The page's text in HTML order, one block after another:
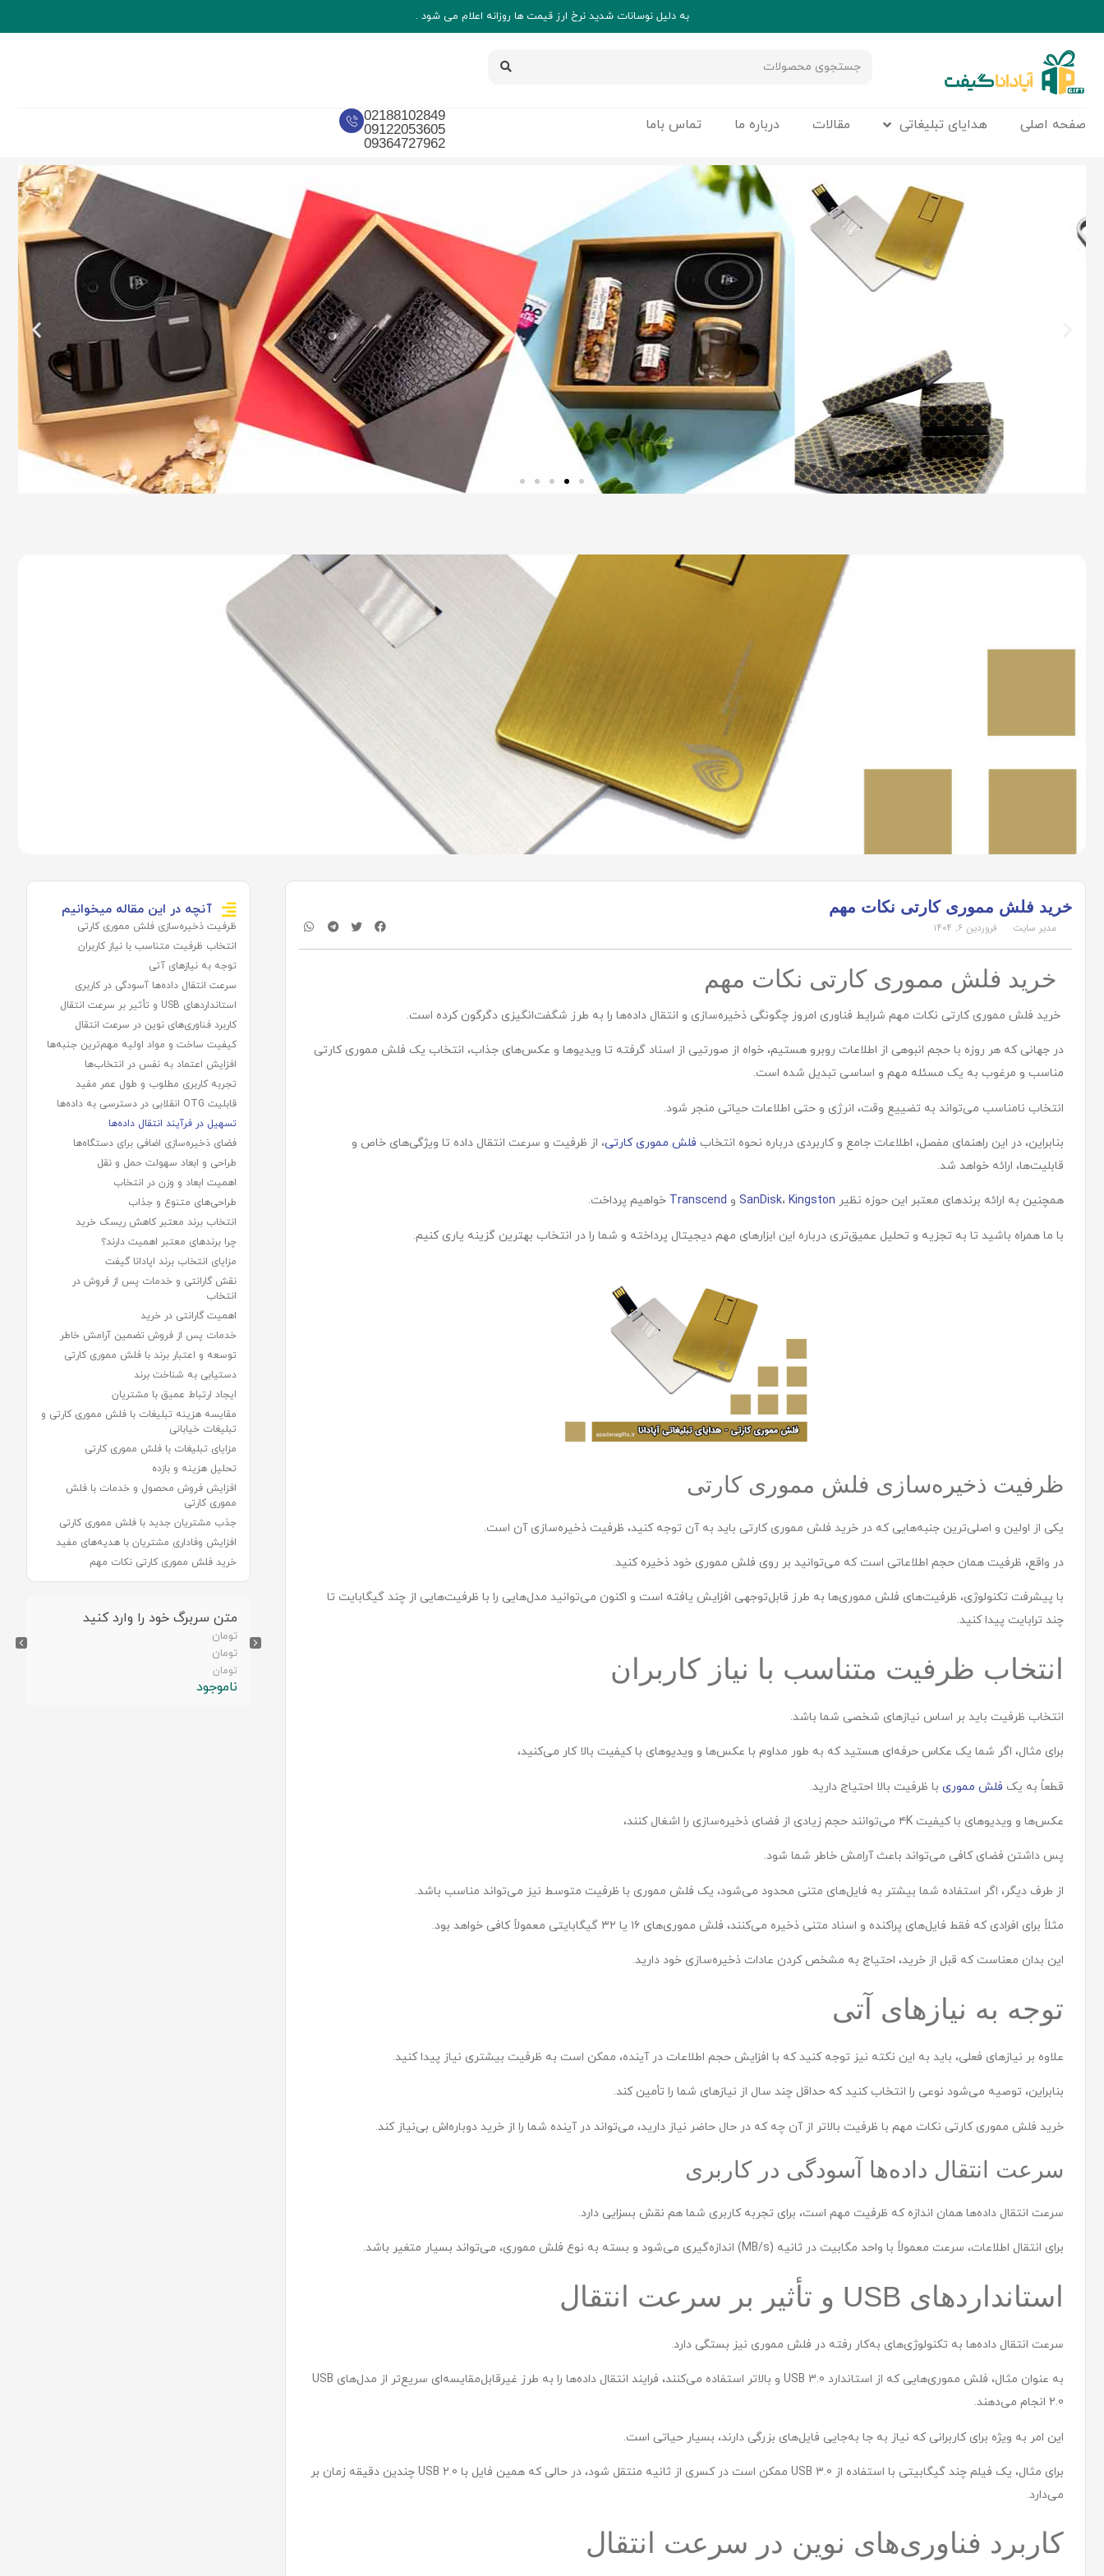
به دلیل نوسانات شدید نرخ ارز قیمت ها روزانه اعلام می شود .
صفحه اصلی هدایای تبلیغاتی مقالات درباره ما تماس باما
02188102849
09122053605
09364727962
خرید فلش مموری کارتی نکات مهم
مدیر سایت فروردین ۶, ۱۴۰۴
خرید فلش مموری کارتی نکات مهم
خرید فلش مموری کارتی نکات مهم شرایط فناوری امروز چگونگی ذخیره‌سازی و انتقال داده‌ها را به طرز شگفت‌انگیزی دگرگون کرده است.
در جهانی که هر روزه با حجم انبوهی از اطلاعات روبرو هستیم، خواه از صورتیی از اسناد گرفته تا ویدیوها و عکس‌های جذاب، انتخاب یک فلش مموری کارتی
مناسب و مرغوب به یک مسئله مهم و اساسی تبدیل شده است.
انتخاب نامناسب می‌تواند به تضییع وقت، انرژی و حتی اطلاعات حیاتی منجر شود.
بنابراین، در این راهنمای مفصل، اطلاعات جامع و کاربردی درباره نحوه انتخاب فلش مموری کارتی، از ظرفیت و سرعت انتقال داده تا ویژگی‌های خاص و
قابلیت‌ها، ارائه خواهد شد.
همچنین به ارائه برندهای معتبر این حوزه نظیر SanDisk، Kingston و Transcend خواهیم پرداخت.
با ما همراه باشید تا به تجزیه و تحلیل عمیق‌تری درباره این ابزارهای مهم دیجیتال پرداخته و شما را در انتخاب بهترین گزینه یاری کنیم.
ظرفیت ذخیره‌سازی فلش مموری کارتی
یکی از اولین و اصلی‌ترین جنبه‌هایی که در خرید فلش مموری کارتی باید به آن توجه کنید، ظرفیت ذخیره‌سازی آن است.
در واقع، ظرفیت همان حجم اطلاعاتی است که می‌توانید بر روی فلش مموری خود ذخیره کنید.
با پیشرفت تکنولوژی، ظرفیت‌های فلش مموری‌ها به طرز قابل‌توجهی افزایش یافته است و اکنون می‌توانید مدل‌هایی را با ظرفیت‌هایی از چند گیگابایت تا
چند ترابایت پیدا کنید.
انتخاب ظرفیت متناسب با نیاز کاربران
انتخاب ظرفیت باید بر اساس نیازهای شخصی شما باشد.
برای مثال، اگر شما یک عکاس حرفه‌ای هستید که به طور مداوم با عکس‌ها و ویدیوهای با کیفیت بالا کار می‌کنید،
قطعاً به یک فلش مموری با ظرفیت بالا احتیاج دارید.
عکس‌ها و ویدیوهای با کیفیت ۴K می‌توانند حجم زیادی از فضای ذخیره‌سازی را اشغال کنند،
پس داشتن فضای کافی می‌تواند باعث آرامش خاطر شما شود.
از طرف دیگر، اگر استفاده شما بیشتر به فایل‌های متنی محدود می‌شود، یک فلش مموری با ظرفیت متوسط نیز می‌تواند مناسب باشد.
مثلاً برای افرادی که فقط فایل‌های پراکنده و اسناد متنی ذخیره می‌کنند، فلش مموری‌های ۱۶ یا ۳۲ گیگابایتی معمولاً کافی خواهد بود.
این بدان معناست که قبل از خرید، احتیاج به مشخص کردن عادات ذخیره‌سازی خود دارید.
توجه به نیازهای آتی
علاوه بر نیازهای فعلی، باید به این نکته نیز توجه کنید که با افزایش حجم اطلاعات در آینده، ممکن است به ظرفیت بیشتری نیاز پیدا کنید.
بنابراین، توصیه می‌شود نوعی را انتخاب کنید که حداقل چند سال از نیازهای شما را تأمین کند.
خرید فلش مموری کارتی نکات مهم با ظرفیت بالاتر از آن چه که در حال حاضر نیاز دارید، می‌تواند در آینده شما را از خرید دوباره‌اش بی‌نیاز کند.
سرعت انتقال داده‌ها آسودگی در کاربری
سرعت انتقال داده‌ها همان اندازه که ظرفیت مهم است، برای تجربه کاربری شما هم نقش بسزایی دارد.
برای انتقال اطلاعات، سرعت معمولاً با واحد مگابیت در ثانیه (MB/s) اندازه‌گیری می‌شود و بسته به نوع فلش مموری، می‌تواند بسیار متغیر باشد.
استانداردهای USB و تأثیر بر سرعت انتقال
سرعت انتقال داده‌ها به تکنولوژی‌های به‌کار رفته در فلش مموری نیز بستگی دارد.
به عنوان مثال، فلش مموری‌هایی که از استاندارد USB 3.0 و بالاتر استفاده می‌کنند، فرایند انتقال داده‌ها را به طرز غیرقابل‌مقایسه‌ای سریع‌تر از مدل‌های USB
2.0 انجام می‌دهند.
این امر به ویژه برای کاربرانی که نیاز به جا به‌جایی فایل‌های بزرگی دارند، بسیار حیاتی است.
برای مثال، یک فیلم چند گیگابیتی با استفاده از USB 3.0 ممکن است در کسری از ثانیه منتقل شود، در حالی که همین فایل با USB 2.0 چندین دقیقه زمان بر
می‌دارد.
کاربرد فناوری‌های نوین در سرعت انتقال
آنچه در این مقاله میخوانیم
ظرفیت ذخیره‌سازی فلش مموری کارتی
انتخاب ظرفیت متناسب با نیاز کاربران
توجه به نیازهای آتی
سرعت انتقال داده‌ها آسودگی در کاربری
استانداردهای USB و تأثیر بر سرعت انتقال
کاربرد فناوری‌های نوین در سرعت انتقال
کیفیت ساخت و مواد اولیه مهم‌ترین جنبه‌ها
افزایش اعتماد به نفس در انتخاب‌ها
تجربه کاربری مطلوب و طول عمر مفید
قابلیت OTG انقلابی در دسترسی به داده‌ها
تسهیل در فرآیند انتقال داده‌ها
فضای ذخیره‌سازی اضافی برای دستگاه‌ها
طراحی و ابعاد سهولت حمل و نقل
اهمیت ابعاد و وزن در انتخاب
طراحی‌های متنوع و جذاب
انتخاب برند معتبر کاهش ریسک خرید
چرا برندهای معتبر اهمیت دارند؟
مزایای انتخاب برند اپادانا گیفت
نقش گارانتی و خدمات پس از فروش در
انتخاب
اهمیت گارانتی در خرید
خدمات پس از فروش تضمین آرامش خاطر
توسعه و اعتبار برند با فلش مموری کارتی
دستیابی به شناخت برند
ایجاد ارتباط عمیق با مشتریان
مقایسه هزینه تبلیغات با فلش مموری کارتی و
تبلیغات خیابانی
مزایای تبلیغات با فلش مموری کارتی
تحلیل هزینه و بازده
افزایش فروش محصول و خدمات با فلش
مموری کارتی
جذب مشتریان جدید با فلش مموری کارتی
افزایش وفاداری مشتریان با هدیه‌های مفید
خرید فلش مموری کارتی نکات مهم
متن سربرگ خود را وارد کنید
تومان
تومان
تومان
ناموجود